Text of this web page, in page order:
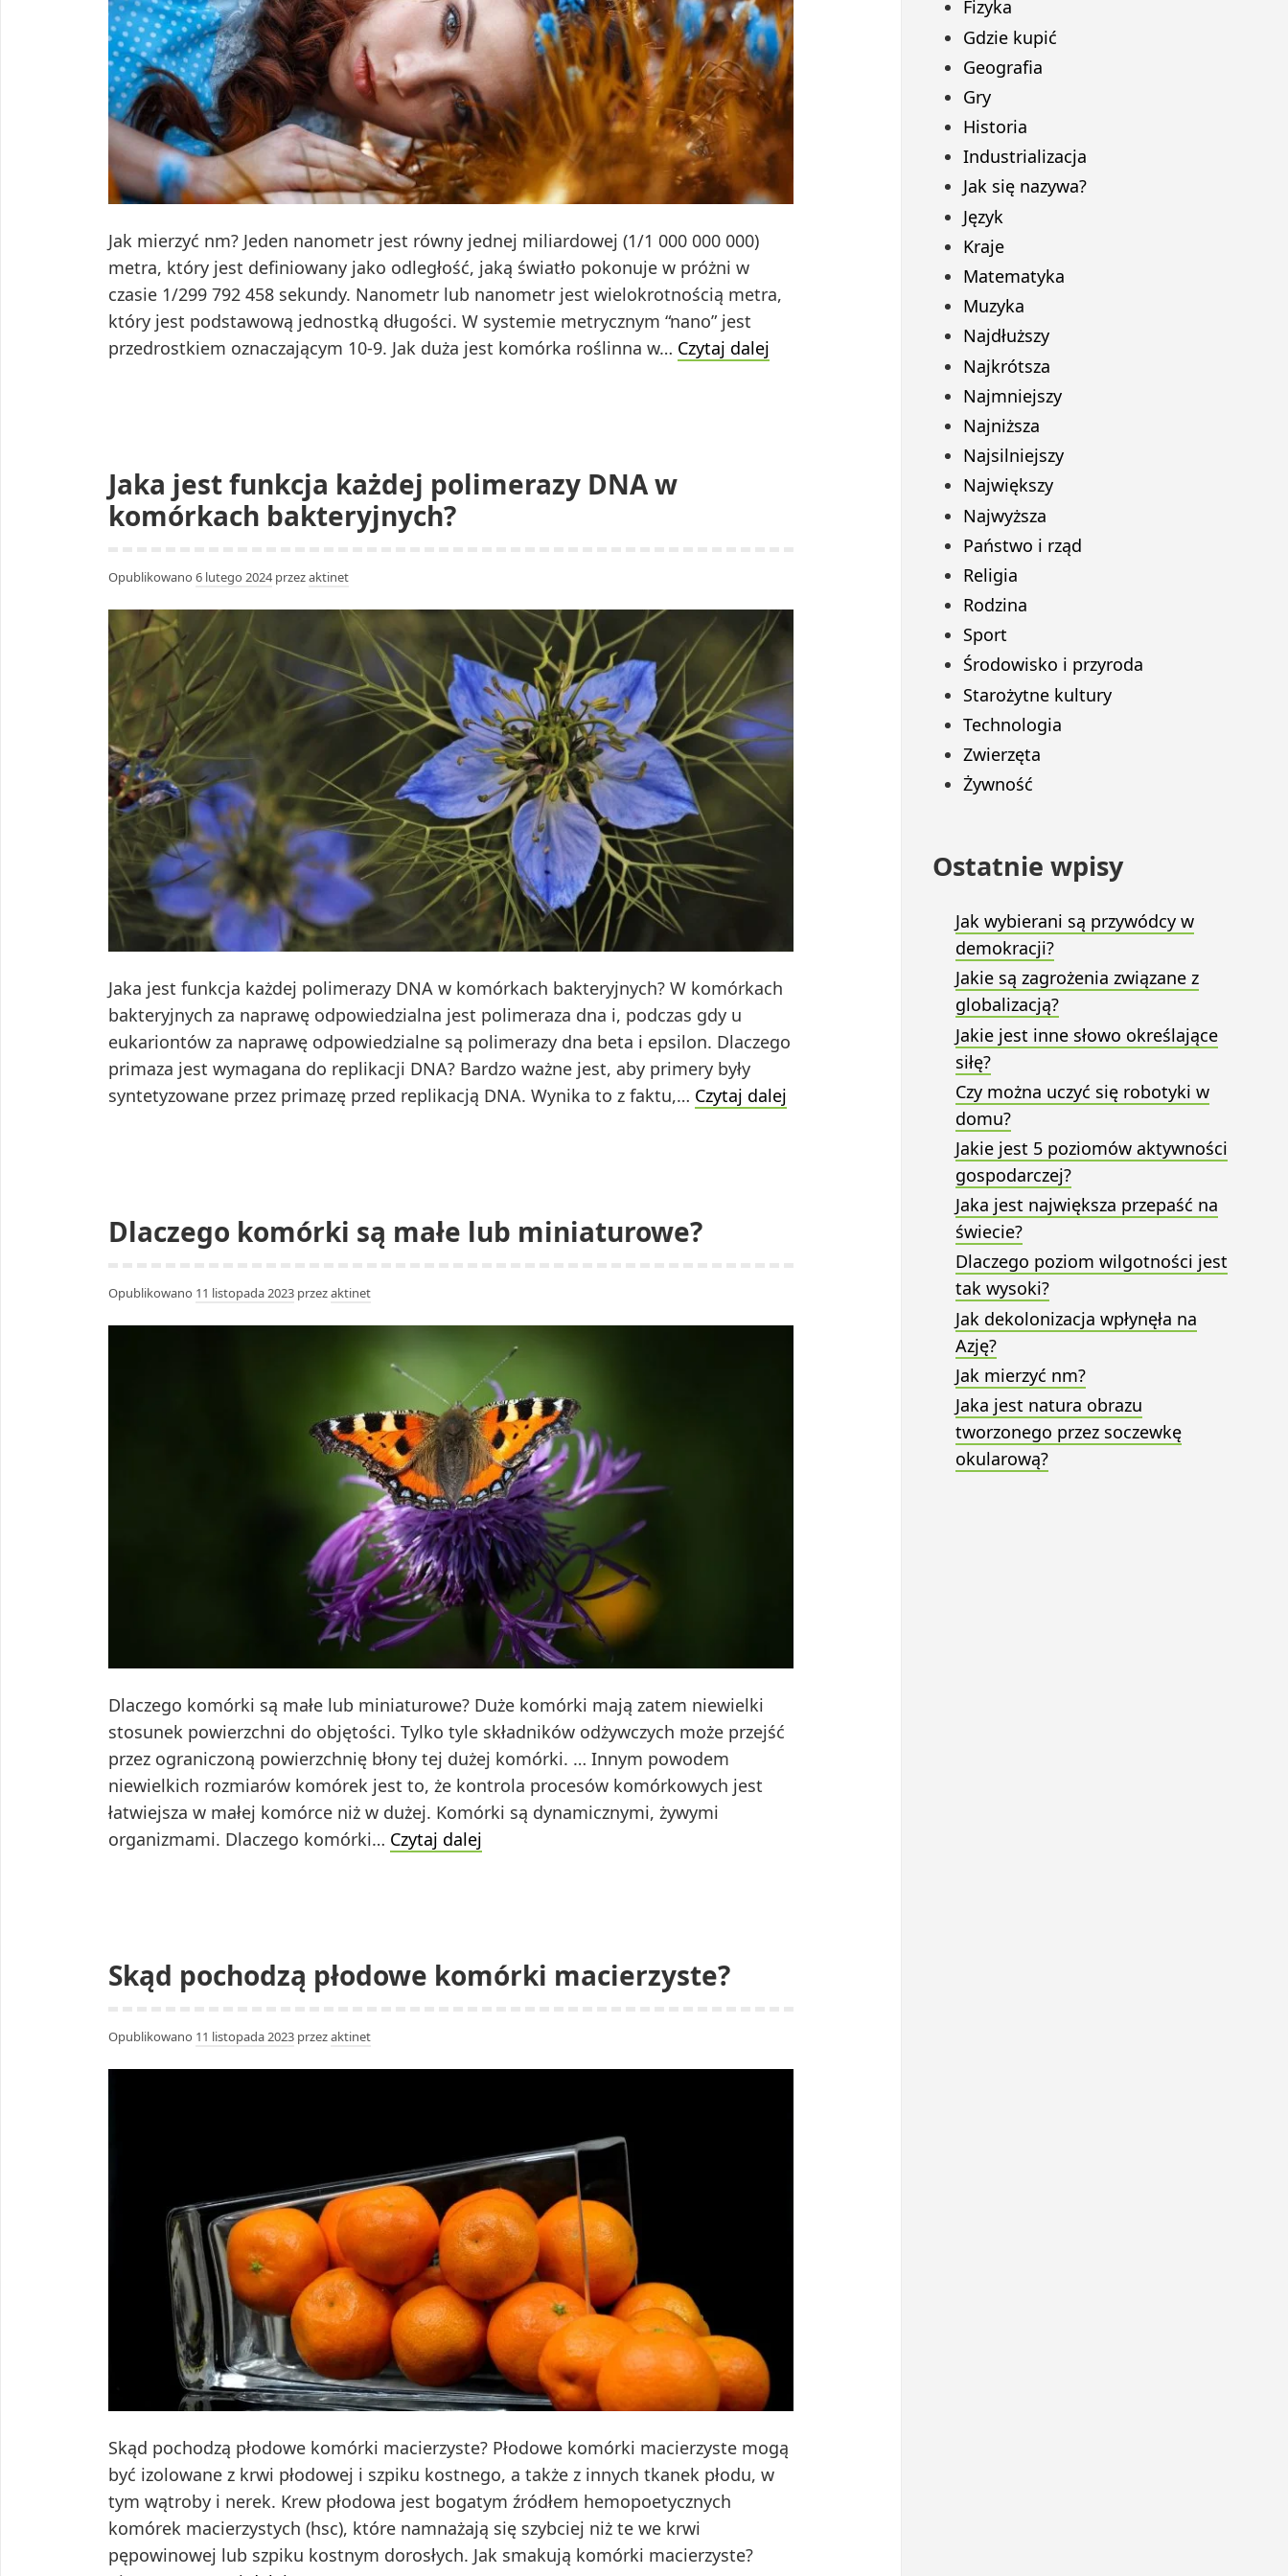
Jak mierzyć nm? Jeden nanometr jest równy jednej miliardowej (1/1 000 000 000)
metra, który jest definiowany jako odległość, jaką światło pokonuje w próżni w
czasie 1/299 792 458 sekundy. Nanometr lub nanometr jest wielokrotnością metra,
który jest podstawową jednostką długości. W systemie metrycznym “nano” jest
przedrostkiem oznaczającym 10-9. Jak duża jest komórka roślinna w… Czytaj dalej
Jaka jest funkcja każdej polimerazy DNA w
komórkach bakteryjnych?
Opublikowano 6 lutego 2024przezaktinet
Jaka jest funkcja każdej polimerazy DNA w komórkach bakteryjnych? W komórkach
bakteryjnych za naprawę odpowiedzialna jest polimeraza dna i, podczas gdy u
eukariontów za naprawę odpowiedzialne są polimerazy dna beta i epsilon. Dlaczego
primaza jest wymagana do replikacji DNA? Bardzo ważne jest, aby primery były
syntetyzowane przez primazę przed replikacją DNA. Wynika to z faktu,… Czytaj dalej
Dlaczego komórki są małe lub miniaturowe?
Opublikowano 11 listopada 2023 przezaktinet
Dlaczego komórki są małe lub miniaturowe? Duże komórki mają zatem niewielki
stosunek powierzchni do objętości. Tylko tyle składników odżywczych może przejść
przez ograniczoną powierzchnię błony tej dużej komórki. … Innym powodem
niewielkich rozmiarów komórek jest to, że kontrola procesów komórkowych jest
łatwiejsza w małej komórce niż w dużej. Komórki są dynamicznymi, żywymi
organizmami. Dlaczego komórki… Czytaj dalej
miniaturowe?
Skąd pochodzą płodowe komórki macierzyste?
Opublikowano 11 listopada 2023 przezaktinet
Skąd pochodzą płodowe komórki macierzyste? Płodowe komórki macierzyste mogą
być izolowane z krwi płodowej i szpiku kostnego, a także z innych tkanek płodu, w
tym wątroby i nerek. Krew płodowa jest bogatym źródłem hemopoetycznych
komórek macierzystych (hsc), które namnażają się szybciej niż te we krwi
pępowinowej lub szpiku kostnym dorosłych. Jak smakują komórki macierzyste?
Fizyka
Gdzie kupić
Geografia
Gry
Historia
Industrializacja
Jak się nazywa?
Język
Kraje
Matematyka
Muzyka
Najdłuższy
Najkrótsza
Najmniejszy
Najniższa
Najsilniejszy
Największy
Najwyższa
Państwo i rząd
Religia
Rodzina
Sport
Środowisko i przyroda
Starożytne kultury
Technologia
Zwierzęta
Żywność
Ostatnie wpisy
Jak wybierani są przywódcy w
demokracji?
Jakie są zagrożenia związane z
globalizacją?
Jakie jest inne słowo określające
siłę?
Czy można uczyć się robotyki w
domu?
Jakie jest 5 poziomów aktywności
gospodarczej?
Jaka jest największa przepaść na
świecie?
Dlaczego poziom wilgotności jest
tak wysoki?
Jak dekolonizacja wpłynęła na
Azję?
Jak mierzyć nm?
Jaka jest natura obrazu
tworzonego przez soczewkę
okularową?